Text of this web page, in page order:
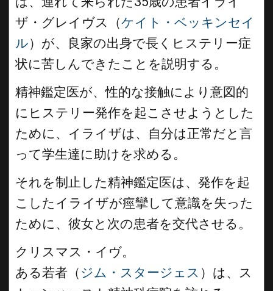
ザ・グレイヴス（ケイト・ベッキンセイ
ル）が、良家の出身で長くヒステリー症
状に苦しんできたことを説明する。
精神鑑定医が、性的な接触により意図的
にヒステリー発作を起こさせようとした
ために、イライザは、自分は正常だと言
って学生達に助けを求める。
それを制止した精神鑑定医は、発作を起
こしたイライザが痙攣して意識を失った
ために、彼女と次の患者を交代させる。
クリスマス・イヴ。
ある若者（ ジム・スタージェス ）は、ス